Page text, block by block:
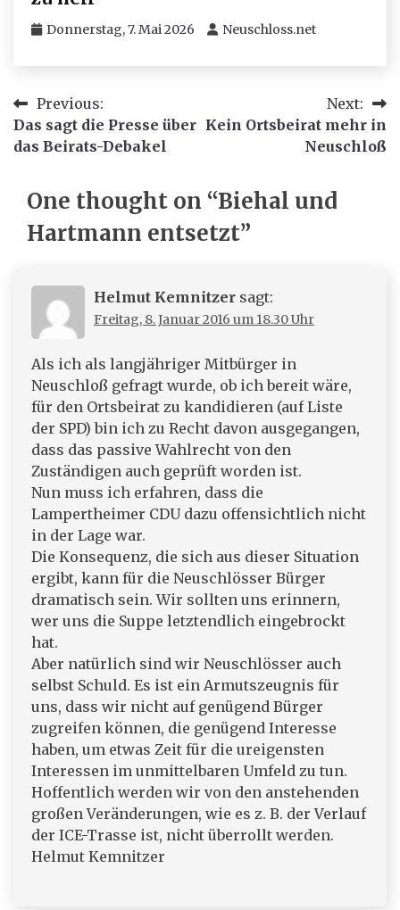
Donnerstag, 7. Mai 2026 Neuschloss.net
Beitragsnavigation
Previous:
Das sagt die Presse über
das Beirats-Debakel
Next:
Kein Ortsbeirat mehr in
Neuschloß
One thought on “Biehal und
Hartmann entsetzt”
Helmut Kemnitzer sagt:
Freitag, 8. Januar 2016 um 18.30 Uhr
Als ich als langjähriger Mitbürger in
Neuschloß gefragt wurde, ob ich bereit wäre,
für den Ortsbeirat zu kandidieren (auf Liste
der SPD) bin ich zu Recht davon ausgegangen,
dass das passive Wahlrecht von den
Zuständigen auch geprüft worden ist.
Nun muss ich erfahren, dass die
Lampertheimer CDU dazu offensichtlich nicht
in der Lage war.
Die Konsequenz, die sich aus dieser Situation
ergibt, kann für die Neuschlösser Bürger
dramatisch sein. Wir sollten uns erinnern,
wer uns die Suppe letztendlich eingebrockt
hat.
Aber natürlich sind wir Neuschlösser auch
selbst Schuld. Es ist ein Armutszeugnis für
uns, dass wir nicht auf genügend Bürger
zugreifen können, die genügend Interesse
haben, um etwas Zeit für die ureigensten
Interessen im unmittelbaren Umfeld zu tun.
Hoffentlich werden wir von den anstehenden
großen Veränderungen, wie es z. B. der Verlauf
der ICE-Trasse ist, nicht überrollt werden.
Helmut Kemnitzer